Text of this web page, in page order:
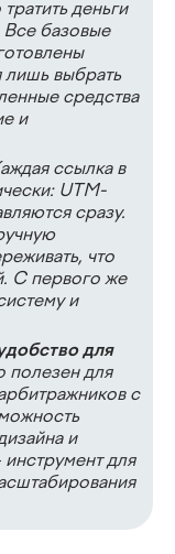
деньги
Все базовые
лишь выбрать
средства
и
ссылка в
UTM-
сразу.
что
С первого же
и
для
полезен для
с
и
для